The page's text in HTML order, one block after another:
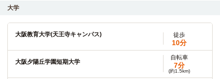
大学
大阪教育大学(天王寺キャンパス) 徒歩
10分
大阪夕陽丘学園短期大学
自転車
7分
(約1.5km)